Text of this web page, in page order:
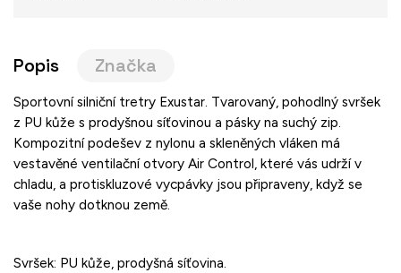
Popis Značka
Sportovní silniční tretry Exustar. Tvarovaný, pohodlný svršek
z PU kůže s prodyšnou síťovinou a pásky na suchý zip.
Kompozitní podešev z nylonu a skleněných vláken má
vestavěné ventilační otvory Air Control, které vás udrží v
chladu, a protiskluzové vycpávky jsou připraveny, když se
vaše nohy dotknou země.
Svršek: PU kůže, prodyšná síťovina.